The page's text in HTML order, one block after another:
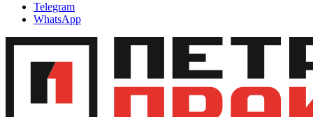
Telegram
WhatsApp